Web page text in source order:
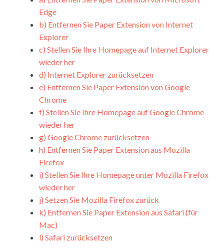
Edge
b) Entfernen Sie Paper Extension von Internet
Explorer
c) Stellen Sie Ihre Homepage auf Internet Explorer
wieder her
d) Internet Explorer zurücksetzen
e) Entfernen Sie Paper Extension von Google
Chrome
f) Stellen Sie Ihre Homepage auf Google Chrome
wieder her
g) Google Chrome zurücksetzen
h) Entfernen Sie Paper Extension aus Mozilla
Firefox
i) Stellen Sie Ihre Homepage unter Mozilla Firefox
wieder her
j) Setzen Sie Mozilla Firefox zurück
k) Entfernen Sie Paper Extension aus Safari (für
Mac)
l) Safari zurücksetzen